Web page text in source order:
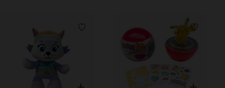
Liste de souhaits
Aperçu rapide
Liste de
Aperçu